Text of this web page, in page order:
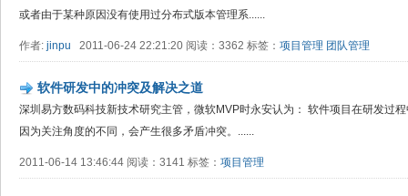
或者由于某种原因没有使用过分布式版本管理系......
作者: jinpu 2011-06-24 22:21:20 阅读：3362 标签： 项目管理 团队管理
软件研发中的冲突及解决之道
深圳易方数码科技新技术研究主管，微软MVP时永安认为： 软件项目在研发过
因为关注角度的不同，会产生很多矛盾冲突。......
2011-06-14 13:46:44 阅读：3141 标签： 项目管理